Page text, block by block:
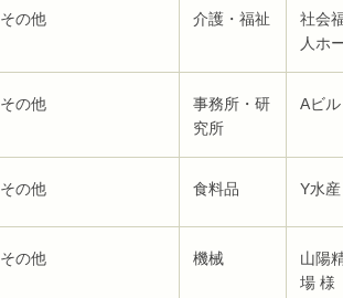
その他 介護・福祉
社会
人ホ
その他
事務所・研
究所
Aビ
その他 食料品 Y水
その他 機械
山陽
場 様